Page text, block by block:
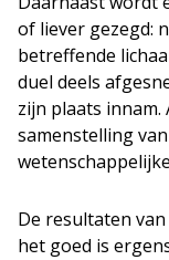
of liever gezegd:
betreffende
duel deels
zijn plaats innam.
samenstelling
De resultaten
het goed is